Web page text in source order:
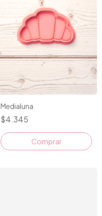
Medialuna
$4.345
Comprar